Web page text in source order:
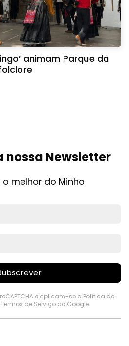
animam Parque da
nossa Newsletter
melhor do Minho
e aplicam-se a Política de
Termos de Serviçodo Google.